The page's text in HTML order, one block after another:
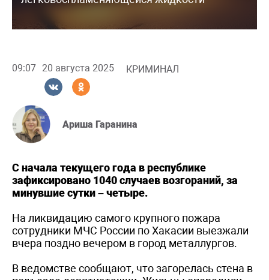
09:07 20 августа 2025 КРИМИНАЛ
Ариша Гаранина
С начала текущего года в республике
зафиксировано 1040 случаев возгораний, за
минувшие сутки – четыре.
На ликвидацию самого крупного пожара
сотрудники МЧС России по Хакасии выезжали
вчера поздно вечером в город металлургов.
В ведомстве сообщают, что загорелась стена в